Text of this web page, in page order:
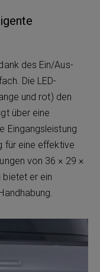
des Ein/Aus-
Die LED-
und rot) den
über eine
Eingangsleistung
für eine effektive
von 36 × 29 ×
bietet er ein